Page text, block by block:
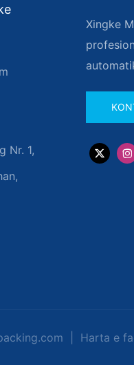
Nr. 1,
Xingke
Harta e